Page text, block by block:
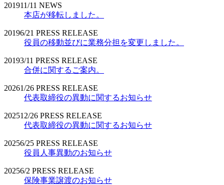
201911/11 NEWS
本店が移転しました。
20196/21 PRESS RELEASE
役員の移動並びに業務分担を変更しました。
20193/11 PRESS RELEASE
合併に関するご案内。
20261/26 PRESS RELEASE
代表取締役の異動に関するお知らせ
202512/26 PRESS RELEASE
代表取締役の異動に関するお知らせ
20256/25 PRESS RELEASE
役員人事異動のお知らせ
20256/2 PRESS RELEASE
保険事業譲渡のお知らせ